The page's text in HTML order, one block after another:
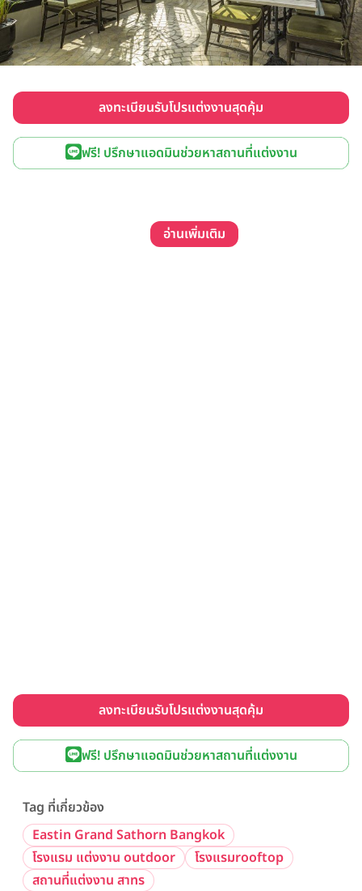
ลงทะเบียนรับโปรแต่งงานสุดคุ้ม
ฟรี! ปรึกษาแอดมินช่วยหาสถานที่แต่งงาน
อ่านเพิ่มเติม
ลงทะเบียนรับโปรแต่งงานสุดคุ้ม
ฟรี! ปรึกษาแอดมินช่วยหาสถานที่แต่งงาน
Tag ที่เกี่ยวข้อง
Eastin Grand Sathorn Bangkok
โรงแรม แต่งงาน outdoor
โรงแรมrooftop
สถานที่แต่งงาน สาทร